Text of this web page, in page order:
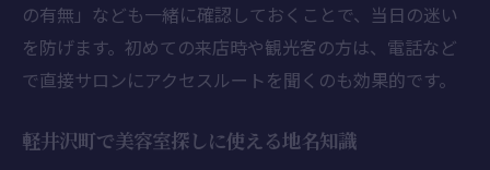
の有無」なども一緒に確認しておくことで、当日の迷い
を防げます。初めての来店時や観光客の方は、電話など
で直接サロンにアクセスルートを聞くのも効果的です。
軽井沢町で美容室探しに使える地名知識